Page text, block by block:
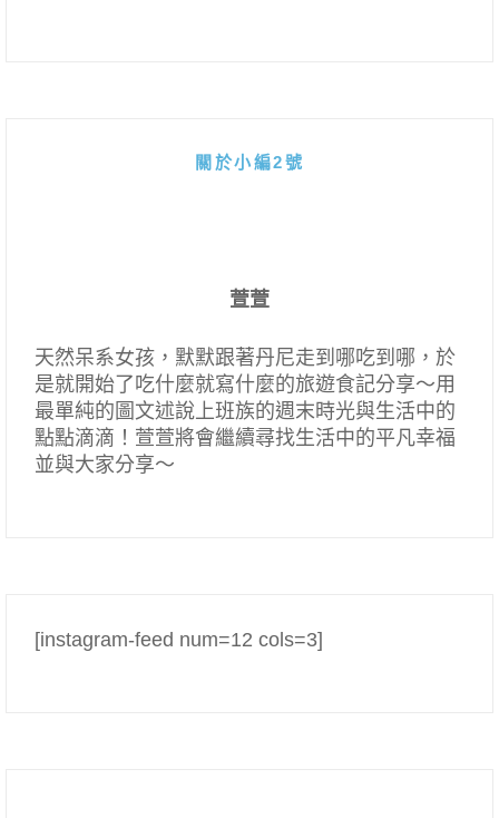
關於小編2號
萱萱
天然呆系女孩，默默跟著丹尼走到哪吃到哪，於
是就開始了吃什麼就寫什麼的旅遊食記分享～用
最單純的圖文述說上班族的週末時光與生活中的
點點滴滴！萱萱將會繼續尋找生活中的平凡幸福
並與大家分享～
[instagram-feed num=12 cols=3]